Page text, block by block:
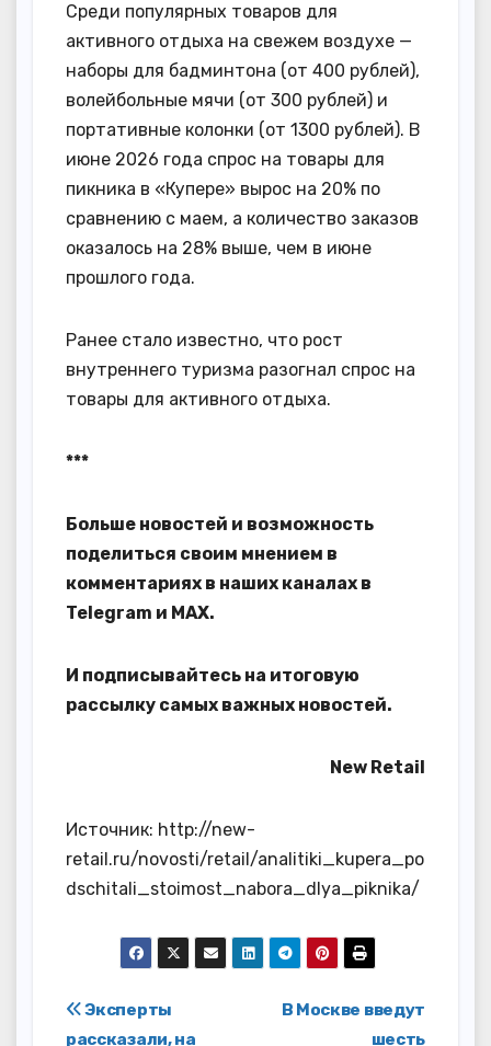
Среди популярных товаров для
активного отдыха на свежем воздухе —
наборы для бадминтона (от 400 рублей),
волейбольные мячи (от 300 рублей) и
портативные колонки (от 1300 рублей). В
июне 2026 года спрос на товары для
пикника в «Купере» вырос на 20% по
сравнению с маем, а количество заказов
оказалось на 28% выше, чем в июне
прошлого года.
Ранее стало известно, что рост
внутреннего туризма разогнал спрос на
товары для активного отдыха.
***
Больше новостей и возможность
поделиться своим мнением в
комментариях в наших каналах в
Telegram и MAX.
И подписывайтесь на итоговую
рассылку самых важных новостей.
New Retail
Источник: http://new-
retail.ru/novosti/retail/analitiki_kupera_po
dschitali_stoimost_nabora_dlya_piknika/
Навигация
В Москве введут
шесть
Эксперты
рассказали, на